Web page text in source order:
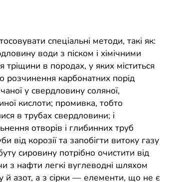
спеціальні методи, такі як:
води з піском і хімічними
в породах, у яких міститься
карбонатних порід
у свердловину соляної,
кислоти; промивка, тобто
в трубах свердловини; і
отворів і глибинних труб
корозії та запобігти витоку газу
сировину потрібно очистити від
з нафти легкі вуглеводні шляхом
й азот, а з сірки — елементи, що не є